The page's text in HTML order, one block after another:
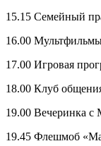
15.15 Семейный
16.00
17.00 Игровая
18.00 Клуб
19.00 Вечеринка с
19.45 Флешмоб